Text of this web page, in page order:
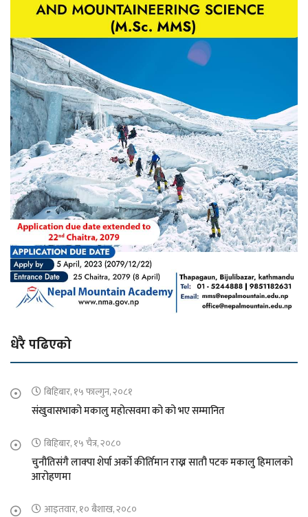
धेरै पढिएको
बिहिबार, १५ फाल्गुन, २०८१
संखुवासभाको मकालु महोत्सवमा को को भए सम्मानित
बिहिबार, १५ चैत्र, २०८०
चुनौतिसंगै लाक्पा शेर्पा अर्को कीर्तिमान राख्न सातौ पटक मकालु हिमालको
आरोहणमा
आइतवार, १० बैशाख, २०८०